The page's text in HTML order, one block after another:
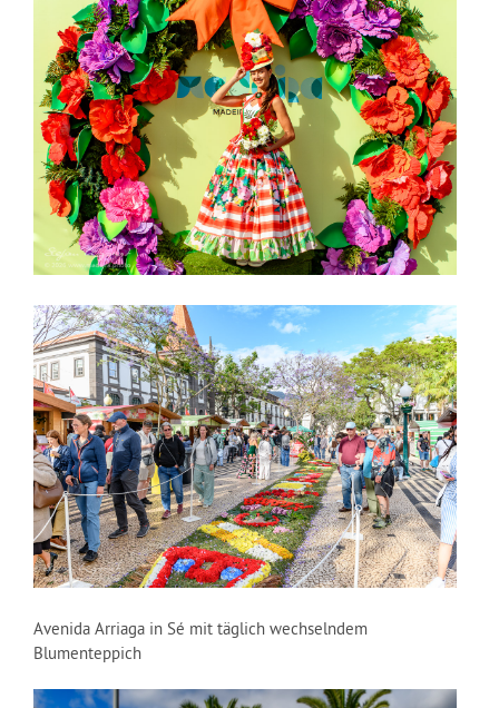
Avenida Arriaga in Sé mit täglich wechselndem
Blumenteppich